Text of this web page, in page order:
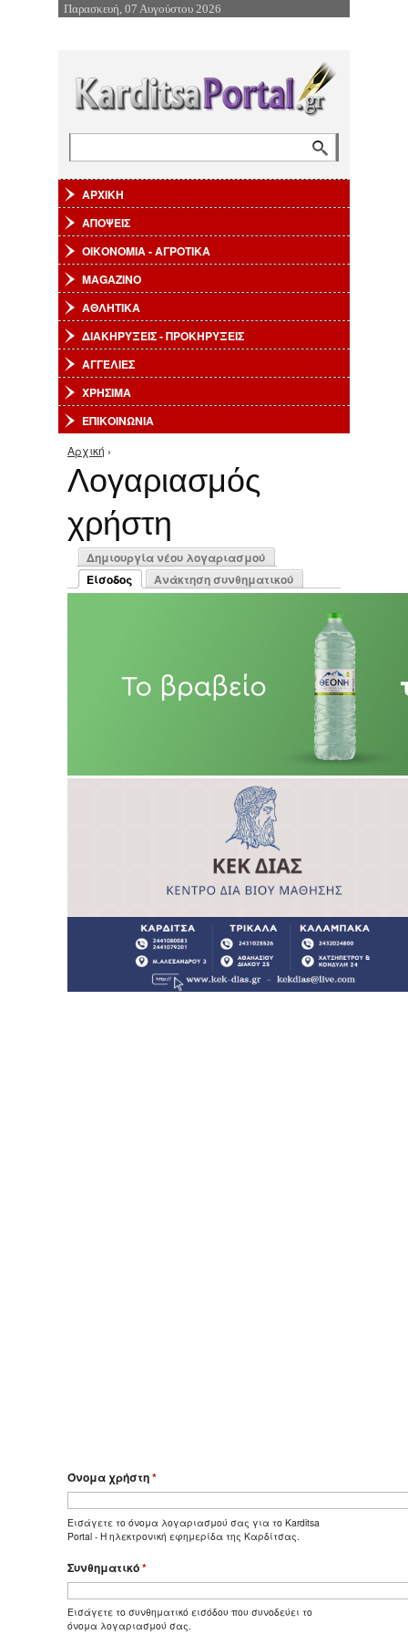
Επιστροφή στην Πλοήγηση
Παρασκευή, 07 Αυγούστου 2026
ΑΡΧΙΚΗ
ΑΠΟΨΕΙΣ
ΟΙΚΟΝΟΜΙΑ - ΑΓΡΟΤΙΚΑ
MAGAZINO
ΑΘΛΗΤΙΚΑ
ΔΙΑΚΗΡΥΞΕΙΣ - ΠΡΟΚΗΡΥΞΕΙΣ
ΑΓΓΕΛΙΕΣ
ΧΡΗΣΙΜΑ
ΕΠΙΚΟΙΝΩΝΙΑ
Είστε εδώ
Αρχική ›
Λογαριασμός
χρήστη
Πρωτεύουσες καρτέλες
Δημιουργία νέου λογαριασμού
Είσοδος
(ενεργή καρτέλα)
Ανάκτηση συνθηματικού
Όνομα χρήστη*
Εισάγετε το όνομα λογαριασμού σας για το Karditsa
Portal - Η ηλεκτρονική εφημερίδα της Καρδίτσας.
Συνθηματικό*
Εισάγετε το συνθηματικό εισόδου που συνοδεύει το
όνομα λογαριασμού σας.